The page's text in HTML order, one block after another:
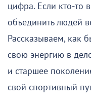
цифра. Если кто-то
объединить людей
Рассказываем, как
свою энергию в
и старшее
свой спортивный